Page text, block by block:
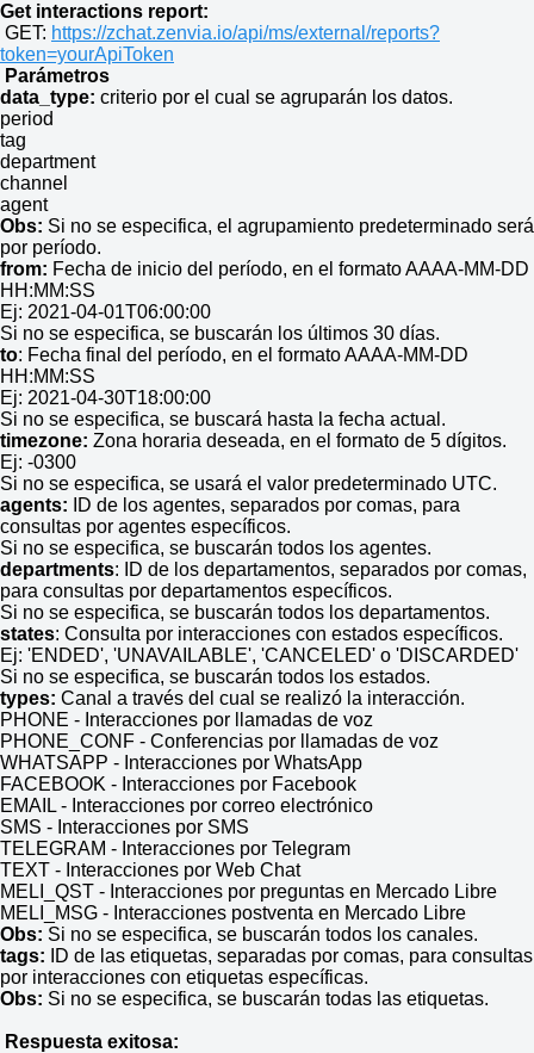
Get interactions report:
GET: https://zchat.zenvia.io/api/ms/external/reports?
token=yourApiToken
Parámetros
data_type: criterio por el cual se agruparán los datos.
period
tag
department
channel
agent
Obs: Si no se especifica, el agrupamiento predeterminado será
por período.
from: Fecha de inicio del período, en el formato AAAA-MM-DD
HH:MM:SS
Ej: 2021-04-01T06:00:00
Si no se especifica, se buscarán los últimos 30 días.
to: Fecha final del período, en el formato AAAA-MM-DD
HH:MM:SS
Ej: 2021-04-30T18:00:00
Si no se especifica, se buscará hasta la fecha actual.
timezone: Zona horaria deseada, en el formato de 5 dígitos.
Ej: -0300
Si no se especifica, se usará el valor predeterminado UTC.
agents:
ID de los agentes, separados por comas, para
consultas por agentes específicos.
Si no se especifica, se buscarán todos los agentes.
departments: ID de los departamentos, separados por comas,
para consultas por departamentos específicos.
Si no se especifica, se buscarán todos los departamentos.
states: Consulta por interacciones con estados específicos.
Ej: 'ENDED', 'UNAVAILABLE', 'CANCELED' o 'DISCARDED'
Si no se especifica, se buscarán todos los estados.
types: Canal a través del cual se realizó la interacción.
PHONE - Interacciones por llamadas de voz
PHONE_CONF - Conferencias por llamadas de voz
WHATSAPP - Interacciones por WhatsApp
FACEBOOK - Interacciones por Facebook
EMAIL - Interacciones por correo electrónico
SMS - Interacciones por SMS
TELEGRAM - Interacciones por Telegram
TEXT - Interacciones por Web Chat
MELI_QST - Interacciones por preguntas en Mercado Libre
MELI_MSG - Interacciones postventa en Mercado Libre
Obs: Si no se especifica, se buscarán todos los canales.
tags: ID de las etiquetas, separadas por comas, para consultas
por interacciones con etiquetas específicas.
Obs: Si no se especifica, se buscarán todas las etiquetas.
Respuesta exitosa: